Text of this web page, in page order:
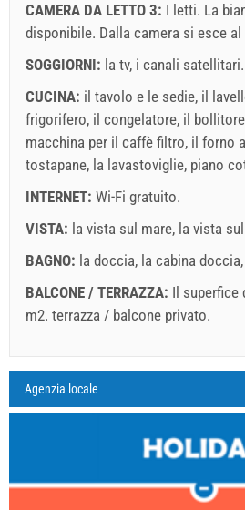
CAMERA DA LETTO 3: I letti. La
disponibile. Dalla camera si esce al
SOGGIORNI: la tv, i canali satellitari.
CUCINA: il tavolo e le sedie, il
frigorifero, il congelatore, il
macchina per il caffè filtro, il forno
tostapane, la lavastoviglie, piano
INTERNET: Wi-Fi gratuito.
VISTA: la vista sul mare, la vista
BAGNO: la doccia, la cabina doccia,
BALCONE / TERRAZZA: Il superfice
m2. terrazza / balcone privato.
A1 Apartment (6+0) : Prices 2026
8 ago
28 ago
145.71 EUR
Legenda:date con rosso sfondo
agosto
MA ME GI VE
6
I campi contrassegnati con
Agenzia locale